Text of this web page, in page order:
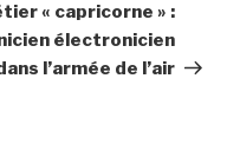
« capricorne » :
électronicien
l’armée de l’air